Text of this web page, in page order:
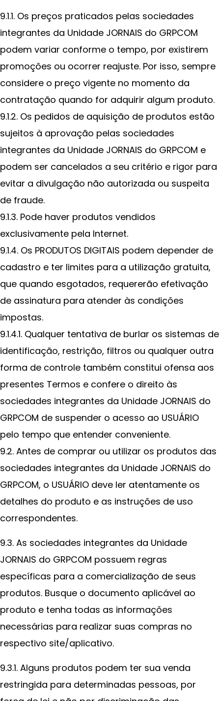
9.1.1. Os preços praticados pelas sociedades
integrantes da Unidade JORNAIS do GRPCOM
podem variar conforme o tempo, por existirem
promoções ou ocorrer reajuste. Por isso, sempre
considere o preço vigente no momento da
contratação quando for adquirir algum produto.
9.1.2. Os pedidos de aquisição de produtos estão
sujeitos à aprovação pelas sociedades
integrantes da Unidade JORNAIS do GRPCOM e
podem ser cancelados a seu critério e rigor para
evitar a divulgação não autorizada ou suspeita
de fraude.
9.1.3. Pode haver produtos vendidos
exclusivamente pela Internet.
9.1.4. Os PRODUTOS DIGITAIS podem depender de
cadastro e ter limites para a utilização gratuita,
que quando esgotados, requererão efetivação
de assinatura para atender às condições
impostas.
9.1.4.1. Qualquer tentativa de burlar os sistemas de
identificação, restrição, filtros ou qualquer outra
forma de controle também constitui ofensa aos
presentes Termos e confere o direito às
sociedades integrantes da Unidade JORNAIS do
GRPCOM de suspender o acesso ao USUÁRIO
pelo tempo que entender conveniente.
9.2. Antes de comprar ou utilizar os produtos das
sociedades integrantes da Unidade JORNAIS do
GRPCOM, o USUÁRIO deve ler atentamente os
detalhes do produto e as instruções de uso
correspondentes.
9.3. As sociedades integrantes da Unidade
JORNAIS do GRPCOM possuem regras
específicas para a comercialização de seus
produtos. Busque o documento aplicável ao
produto e tenha todas as informações
necessárias para realizar suas compras no
respectivo site/aplicativo.
9.3.1. Alguns produtos podem ter sua venda
restringida para determinadas pessoas, por